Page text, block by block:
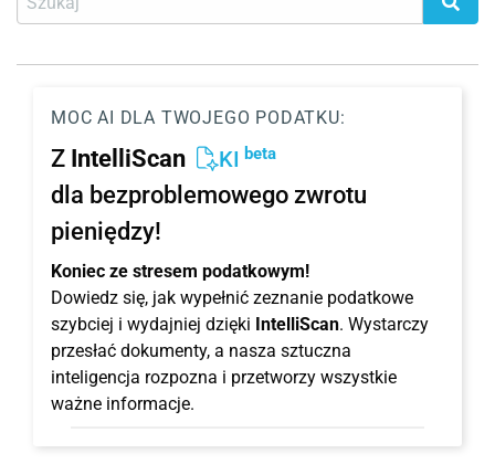
MOC AI DLA TWOJEGO PODATKU:
Z IntelliScan KI beta
dla bezproblemowego zwrotu
pieniędzy!
Koniec ze stresem podatkowym!
Dowiedz się, jak wypełnić zeznanie podatkowe
szybciej i wydajniej dzięki IntelliScan. Wystarczy
przesłać dokumenty, a nasza sztuczna
inteligencja rozpozna i przetworzy wszystkie
ważne informacje.